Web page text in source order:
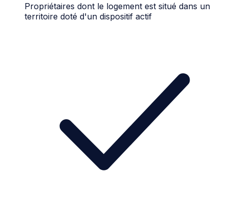
Propriétaires dont le logement est situé dans un
territoire doté d'un dispositif actif